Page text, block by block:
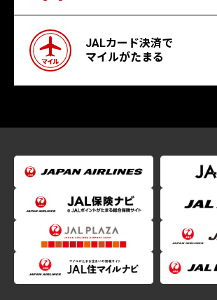
JALカード決済で
マイルがたまる